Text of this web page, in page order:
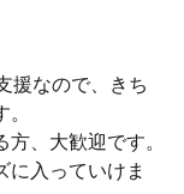
援なので、きち
、大歓迎です。
に入っていけま